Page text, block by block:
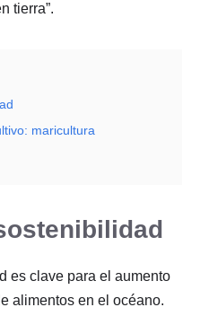
tierra”.
maricultura
es clave para el aumento
alimentos en el océano.